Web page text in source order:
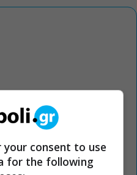
consent to use
for the following